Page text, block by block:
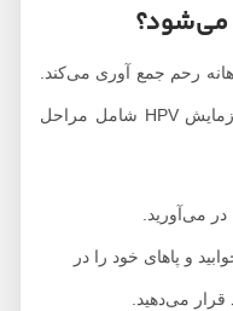
رحم جمع آوری می‌کند.
ضروری است. آزمایش HPV شامل مراحل
خود را در
می‌دهید.